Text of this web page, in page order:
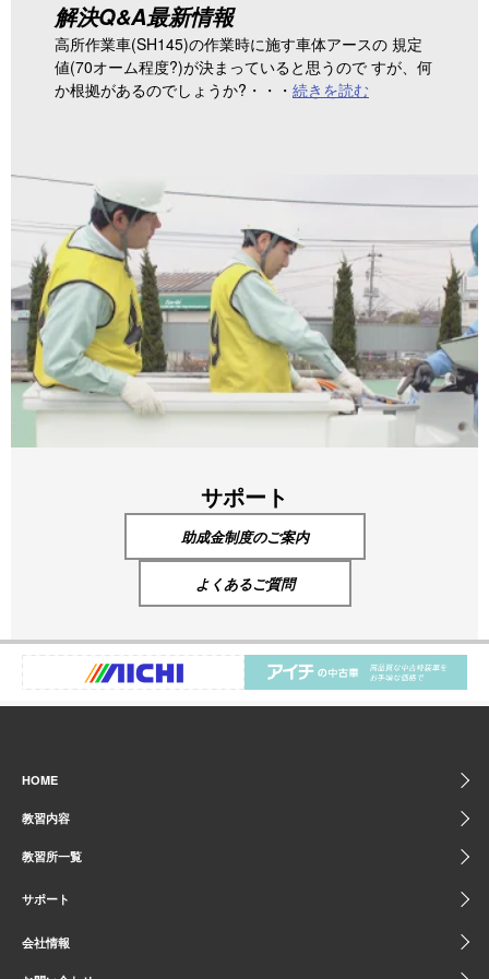
解決Q&A最新情報
高所作業車(SH145)の作業時に施す車体アースの 規定
値(70オーム程度?)が決まっていると思うので すが、何
か根拠があるのでしょうか?・・・ 続きを読む
サポート
助成金制度のご案内
よくあるご質問
HOME
教習内容
教習所一覧
サポート
会社情報